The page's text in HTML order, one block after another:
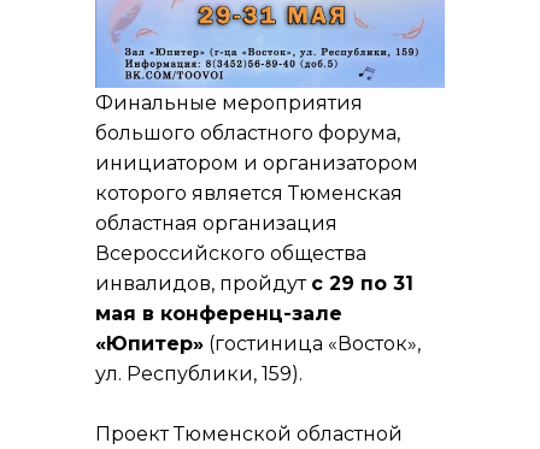
Финальные мероприятия
большого областного форума,
инициатором и организатором
которого является Тюменская
областная организация
Всероссийского общества
инвалидов, пройдут с 29 по 31
мая в конференц-зале
«Юпитер» (гостиница «Восток»,
ул. Республики, 159).
Проект Тюменской областной